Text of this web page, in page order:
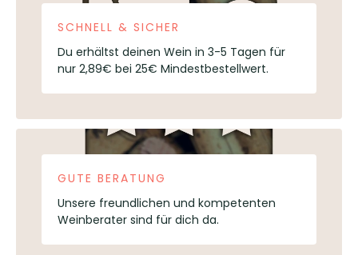
SCHNELL & SICHER
Du erhältst deinen Wein in 3-5 Tagen für
nur 2,89€ bei 25€ Mindestbestellwert.
GUTE BERATUNG
Unsere freundlichen und kompetenten
Weinberater sind für dich da.